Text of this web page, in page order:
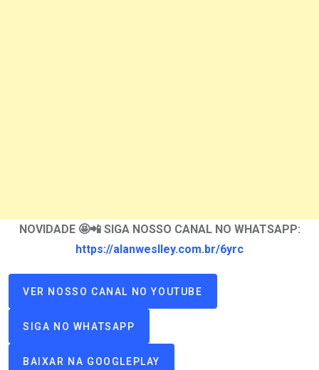
NOVIDADE 🤩📲 SIGA NOSSO CANAL NO WHATSAPP:
https://alanweslley.com.br/6yrc
VER NOSSO CANAL NO YOUTUBE
SIGA NO WHATSAPP
BAIXAR NA GOOGLEPLAY